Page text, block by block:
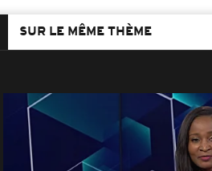
SUR LE MÊME THÈME